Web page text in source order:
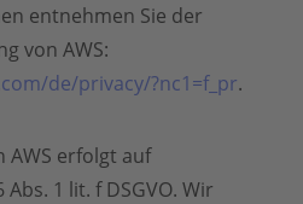
entnehmen Sie der
von AWS:
de/privacy/?nc1=f_pr.
AWS erfolgt auf
1 lit. f DSGVO. Wir